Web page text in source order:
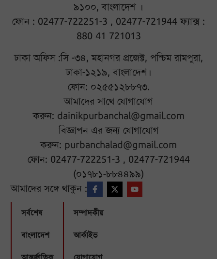
৯১০০, বাংলাদেশ ।
ফোন : 02477-722251-3 , 02477-721944 ফ্যাক্স :
880 41 721013
ঢাকা অফিস :সি -৩৪, মহানগর প্রজেক্ট, পশ্চিম রামপুরা,
ঢাকা-১২১৯, বাংলাদেশ।
ফোন: ০২৫৫১২৮৮৭৩.
আমাদের সাথে যোগাযোগ
করুন: dainikpurbanchal@gmail.com
বিজ্ঞাপন এর জন্য যোগাযোগ
করুন: purbanchalad@gmail.com
ফোন: 02477-722251-3 , 02477-721944
(০১৭৮১-৮৮৪৪৯৯)
আমাদের সঙ্গে থাকুন :
সর্বশেষ
বাংলাদেশ
সম্পাদকীয়
আর্কাইভ